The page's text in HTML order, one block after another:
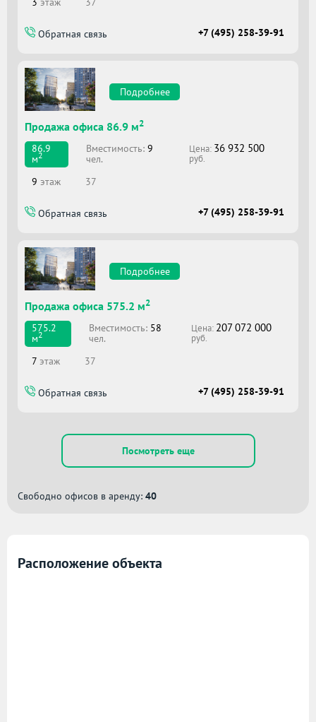
Обратная связь +7 (495) 258-39-91
Подробнее
Продажа офиса 86.9 м2
86.9
м2
Вместимоcть:9
чел.
Цена: 36 932 500
руб.
9 этаж 37
Обратная связь +7 (495) 258-39-91
Подробнее
Продажа офиса 575.2 м2
575.2
м2
Вместимоcть: 58
чел.
Цена: 207 072 000
руб.
7 этаж 37
Обратная связь +7 (495) 258-39-91
Посмотреть еще
Свободно офисов в аренду: 40
Расположение объекта